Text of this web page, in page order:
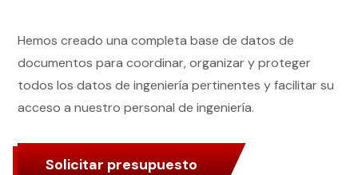
Hemos creado una completa base de datos de
documentos para coordinar, organizar y proteger
todos los datos de ingeniería pertinentes y facilitar su
acceso a nuestro personal de ingeniería.
Solicitar presupuesto